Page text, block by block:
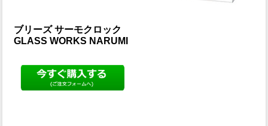
ブリーズ サーモクロック
GLASS WORKS NARUMI